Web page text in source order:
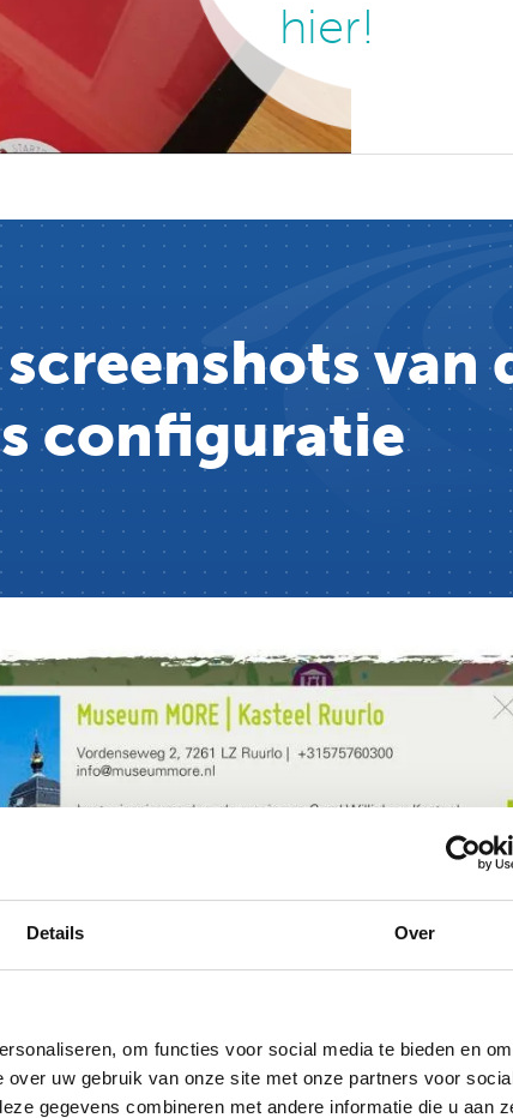
Details Over
om functies voor social media te bieden en
uw gebruik van onze site met onze partners voor
gegevens combineren met andere informatie die u aan
hier!
van
configuratie